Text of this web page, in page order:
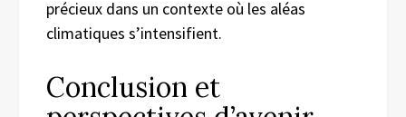
précieux dans un contexte où les aléas
climatiques s’intensifient.
Conclusion et